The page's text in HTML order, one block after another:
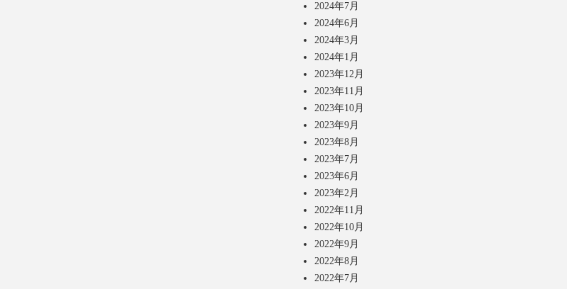
2024年7月
2024年6月
2024年3月
2024年1月
2023年12月
2023年11月
2023年10月
2023年9月
2023年8月
2023年7月
2023年6月
2023年2月
2022年11月
2022年10月
2022年9月
2022年8月
2022年7月